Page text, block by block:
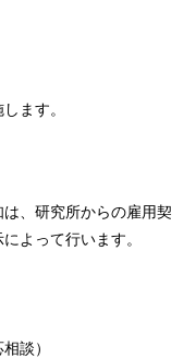
ます。
、研究所からの雇用契
よって行います。
談）